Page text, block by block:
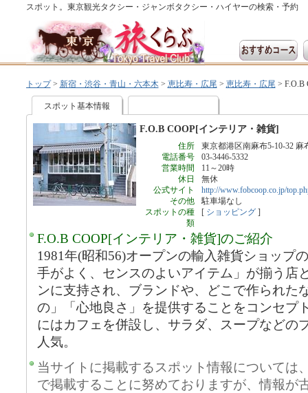
スポット。東京観光タクシー・ジャンボタクシー・ハイヤーの検索・予約
トップ> 新宿・渋谷・青山・六本木> 恵比寿・広尾> 恵比寿・広尾> F.O.B
スポット基本情報
F.O.B COOP[インテリア・雑貨]
住所
東京都港区南麻布5-10-32
電話番号
03-3446-5332
営業時間
11～20時
休日
無休
公式サイト
http://www.fobcoop.co.jp/
その他
駐車場なし
スポットの種
類
[ ショッピング]
F.O.B COOP[インテリア・雑貨]のご紹介
1981年(昭和56)オープンの輸入雑貨ショップ
手がよく、センスのよいアイテム」が揃う店
ンに支持され、ブランドや、どこで作られた
の」「心地良さ」を提供することをコンセプ
にはカフェを併設し、サラダ、スープなどの
人気。
当サイトに掲載するスポット情報については
で掲載することに努めておりますが、情報が